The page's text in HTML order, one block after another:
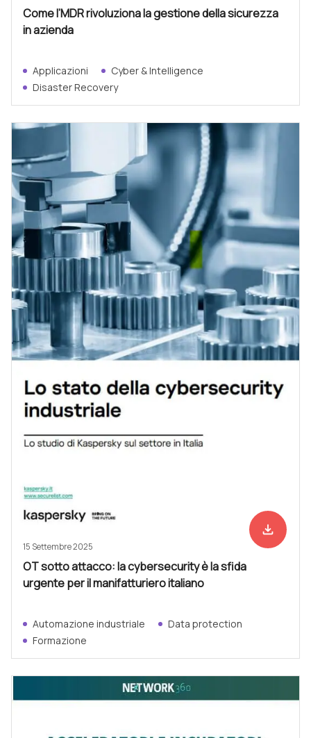
Come l’MDR rivoluziona la gestione della sicurezza
in azienda
Applicazioni
Cyber & Intelligence
Disaster Recovery
Scarica
file_download
15 Settembre 2025
OT sotto attacco: la cybersecurity è la sfida
urgente per il manifatturiero italiano
Automazione industriale
Data protection
Formazione